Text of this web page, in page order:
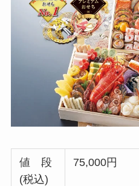
値 段
(税込)
75,000円